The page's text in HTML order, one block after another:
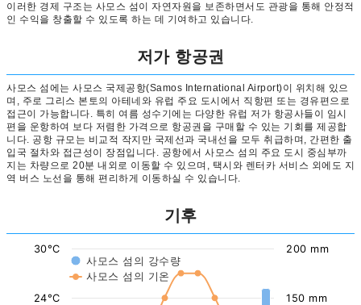
이러한 경제 구조는 사모스 섬이 자연자원을 보존하면서도 관광을 통해 안정적
인 수익을 창출할 수 있도록 하는 데 기여하고 있습니다.
저가 항공권
사모스 섬에는 사모스 국제공항(Samos International Airport)이 위치해 있으
며, 주로 그리스 본토의 아테네와 유럽 주요 도시에서 직항편 또는 경유편으로
접근이 가능합니다. 특히 여름 성수기에는 다양한 유럽 저가 항공사들이 임시
편을 운항하여 보다 저렴한 가격으로 항공권을 구매할 수 있는 기회를 제공합
니다. 공항 규모는 비교적 작지만 국제선과 국내선을 모두 취급하며, 간편한 출
입국 절차와 접근성이 장점입니다. 공항에서 사모스 섬의 주요 도시 중심부까
지는 차량으로 20분 내외로 이동할 수 있으며, 택시와 렌터카 서비스 외에도 지
역 버스 노선을 통해 편리하게 이동하실 수 있습니다.
기후
사모스 섬의 강수량
사모스 섬의 기온
24°C
30°C
150 mm
200 mm